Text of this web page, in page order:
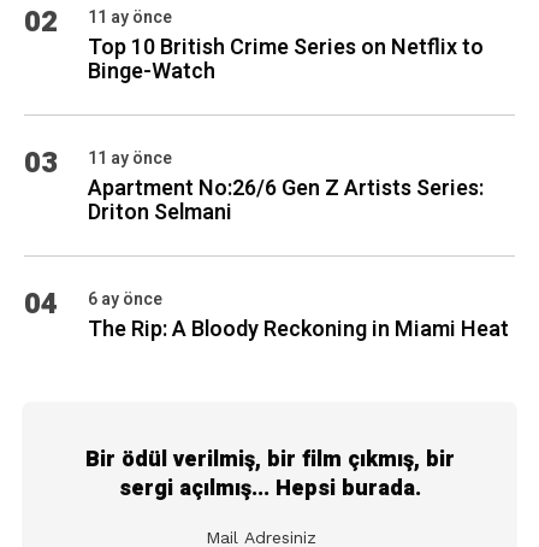
02 11 ay önce
Top 10 British Crime Series on Netflix to
Binge-Watch
03 11 ay önce
Apartment No:26/6 Gen Z Artists Series:
Driton Selmani
04 6 ay önce
The Rip: A Bloody Reckoning in Miami Heat
Bir ödül verilmiş, bir film çıkmış, bir
sergi açılmış... Hepsi burada.